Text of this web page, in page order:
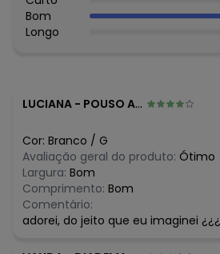
agosto/2026
julho/2026
junho/2026
fevereiro/2026
Bom
Longo
LUCIANA - POUSO ALEGRE - MG
Cor: Branco / G
Avaliação geral do produto: Ótimo
Largura: Bom
Comprimento: Bom
Comentário:
adorei, do jeito que eu imaginei